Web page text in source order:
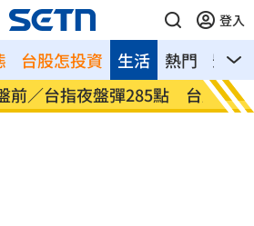
登入
台股怎投資 熱門 影音
生活
285點 台股拚延續反
美股
點